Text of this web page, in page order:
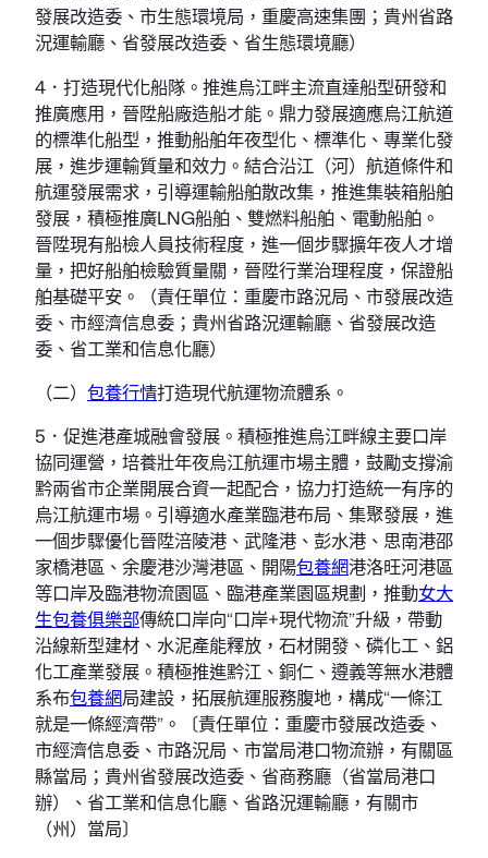
發展改造委、市生態環境局，重慶高速集團；貴州省路
況運輸廳、省發展改造委、省生態環境廳）
4．打造現代化船隊。推進烏江畔主流直達船型研發和
推廣應用，晉陞船廠造船才能。鼎力發展適應烏江航道
的標準化船型，推動船舶年夜型化、標準化、專業化發
展，進步運輸質量和效力。結合沿江（河）航道條件和
航運發展需求，引導運輸船舶散改集，推進集裝箱船舶
發展，積極推廣LNG船舶、雙燃料船舶、電動船舶。
晉陞現有船檢人員技術程度，進一個步驟擴年夜人才增
量，把好船舶檢驗質量關，晉陞行業治理程度，保證船
舶基礎平安。（責任單位：重慶市路況局、市發展改造
委、市經濟信息委；貴州省路況運輸廳、省發展改造
委、省工業和信息化廳）
（二） 包養行情打造現代航運物流體系。
5．促進港產城融會發展。積極推進烏江畔線主要口岸
協同運營，培養壯年夜烏江航運市場主體，鼓勵支撐渝
黔兩省市企業開展合資一起配合，協力打造統一有序的
烏江航運市場。引導適水產業臨港布局、集聚發展，進
一個步驟優化晉陞涪陵港、武隆港、彭水港、思南港邵
家橋港區、余慶港沙灣港區、開陽包養網港洛旺河港區
等口岸及臨港物流園區、臨港產業園區規劃，推動女大
生包養俱樂部傳統口岸向“口岸+現代物流”升級，帶動
沿線新型建材、水泥產能釋放，石材開發、磷化工、鋁
化工產業發展。積極推進黔江、銅仁、遵義等無水港體
系布包養網局建設，拓展航運服務腹地，構成“一條江
就是一條經濟帶”。〔責任單位：重慶市發展改造委、
市經濟信息委、市路況局、市當局港口物流辦，有關區
縣當局；貴州省發展改造委、省商務廳（省當局港口
辦）、省工業和信息化廳、省路況運輸廳，有關市
（州）當局〕